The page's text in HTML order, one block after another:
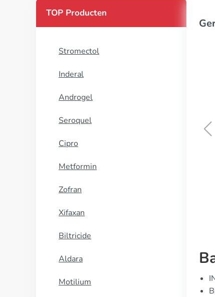
TOP Producten
Stromectol
Inderal
Androgel
Seroquel
Cipro
Metformin
Zofran
Xifaxan
Biltricide
Aldara
Motilium